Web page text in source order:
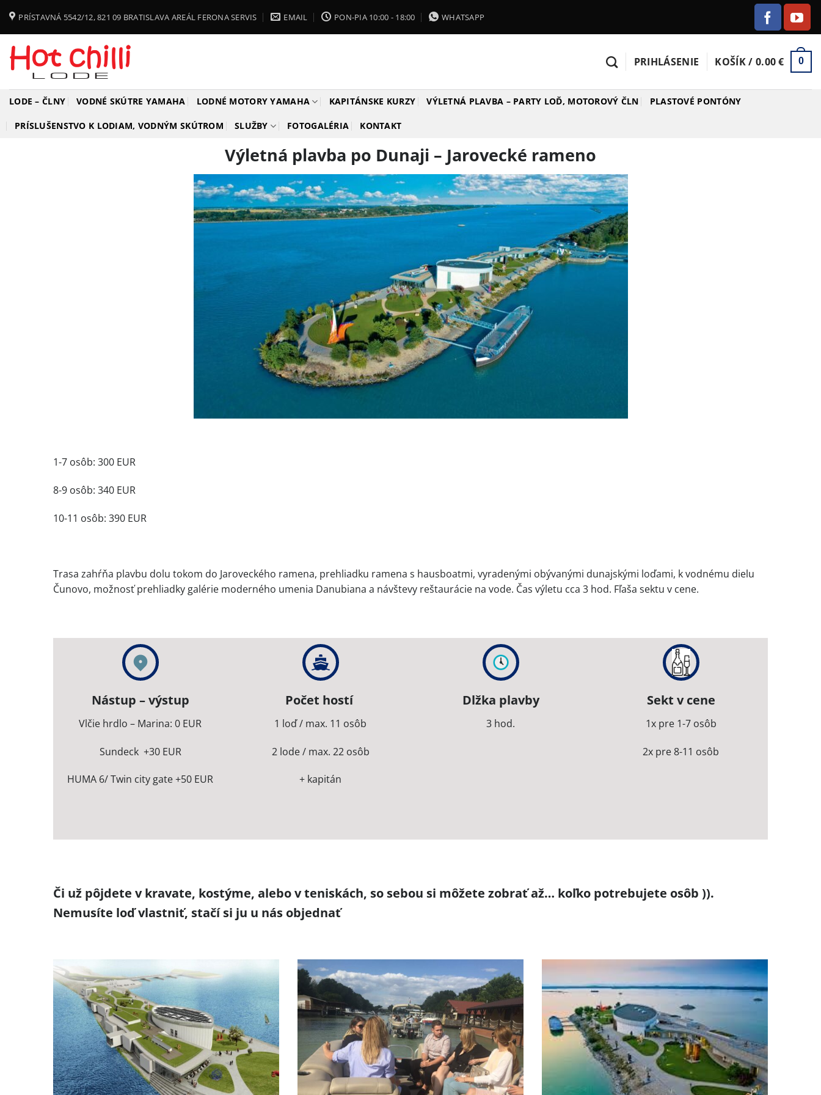
content
PRÍSTAVNÁ 5542/12, 821 09 BRATISLAVA AREÁL FERONA SERVIS EMAIL PON-PIA 10:00 - 18:00 WHATSAPP
PRIHLÁSENIE KOŠÍK / 0.00€ 0
LODE – ČLNY VODNÉ SKÚTRE YAMAHA LODNÉ MOTORY YAMAHA KAPITÁNSKE KURZY VÝLETNÁ PLAVBA – PARTY LOĎ, MOTOROVÝ ČLN PLASTOVÉ PONTÓNY
PRÍSLUŠENSTVO K LODIAM, VODNÝM SKÚTROM SLUŽBY FOTOGALÉRIA KONTAKT
Výletná plavba po Dunaji – Jarovecké rameno
1-7 osôb: 300 EUR
8-9 osôb: 340 EUR
10-11 osôb: 390 EUR
Trasa zahŕňa plavbu dolu tokom do Jaroveckého ramena, prehliadku ramena s hausboatmi, vyradenými obývanými dunajskými loďami, k vodnému dielu
Čunovo, možnosť prehliadky galérie moderného umenia Danubiana a návštevy reštaurácie na vode. Čas výletu cca 3 hod. Fľaša sektu v cene.
Nástup – výstup
Vlčie hrdlo – Marina: 0 EUR
Sundeck +30 EUR
HUMA 6/ Twin city gate +50 EUR
Počet hostí
1 loď / max. 11 osôb
2 lode / max. 22 osôb
+ kapitán
Dlžka plavby
3 hod.
Sekt v cene
1x pre 1-7 osôb
2x pre 8-11 osôb
Či už pôjdete v kravate, kostýme, alebo v teniskách, so sebou si môžete zobrať až… koľko potrebujete osôb )).
Nemusíte loď vlastniť, stačí si ju u nás objednať